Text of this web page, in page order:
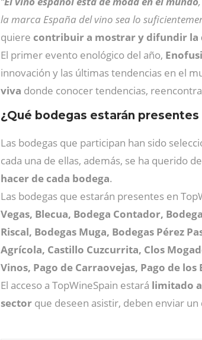
la marca España del vino sea lo
quiere contribuir a mostrar y difundir la
El primer evento enológico del año,
innovación y las últimas tendencias en el
viva donde conocer tendencias,
¿Qué bodegas estarán presentes
Las bodegas que participan han sido
cada una de ellas, además, se ha querido
hacer de cada bodega.
Las bodegas que estarán presentes en
Vegas, Blecua, Bodega Contador,
Riscal, Bodegas Muga, Bodegas Pérez
Agrícola, Castillo Cuzcurrita, Clos
Vinos, Pago de Carraovejas, Pago de
El acceso a TopWineSpain estará limitado
sector que deseen asistir, deben enviar un